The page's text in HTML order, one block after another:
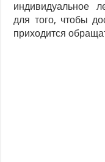
индивидуальное
для того, чтобы
приходится